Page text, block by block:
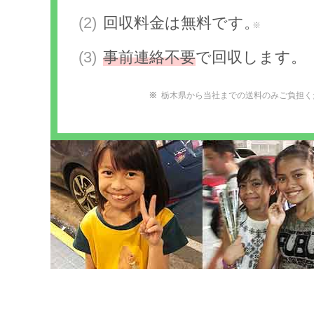
回収料金は無料です。
※
事前連絡不要で回収します。
栃木県から当社までの送料のみご負担